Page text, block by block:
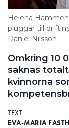
Helena
pluggar till
Daniel Nilsson
Omkring 10
saknas
kvinnorna
TEXT
EVA-MARIA FASTH